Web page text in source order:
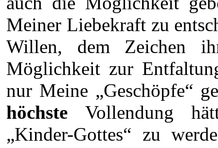
Meiner Liebekraft zu
Willen, dem Zeichen
Möglichkeit zur
nur Meine „Geschöpfe“
höchste Vollendung
„Kinder-Gottes“ zu